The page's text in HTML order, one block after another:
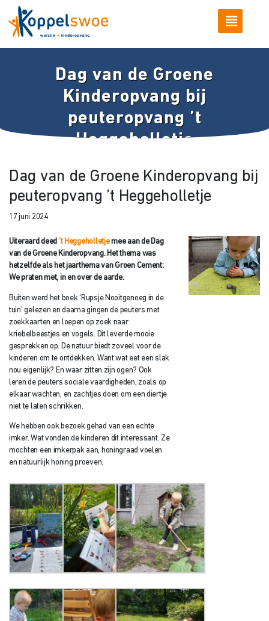
Dag van de Groene
Kinderopvang bij
peuteropvang ’t
Heggeholletje
Dag van de Groene Kinderopvang bij
peuteropvang ’t Heggeholletje
17 juni 2024
Uiteraard deed ’t Heggeholletjemee aan de Dag
van de Groene Kinderopvang. Het thema was
hetzelfde als het jaarthema van Groen Cement:
We praten met, in en over de aarde.
Buiten werd het boek ‘Rupsje Nooitgenoeg in de
tuin’ gelezen en daarna gingen de peuters met
zoekkaarten en loepen op zoek naar
kriebelbeestjes en vogels. Dit leverde mooie
gesprekken op. De natuur biedt zoveel voor de
kinderen om te ontdekken. Want wat eet een slak
nou eigenlijk? En waar zitten zijn ogen? Ook
leren de peuters sociale vaardigheden, zoals op
elkaar wachten, en zachtjes doen om een diertje
niet te laten schrikken.
We hebben ook bezoek gehad van een echte
imker. Wat vonden de kinderen dit interessant. Ze
mochten een imkerpak aan, honingraad voelen
en natuurlijk honing proeven.